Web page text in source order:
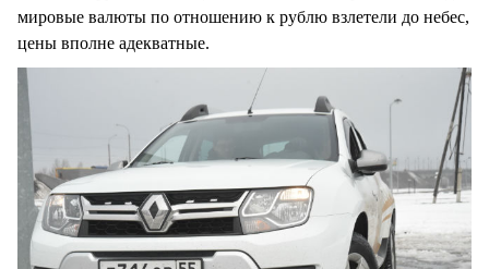
мировые валюты по отношению к рублю взлетели до небес,
цены вполне адекватные.